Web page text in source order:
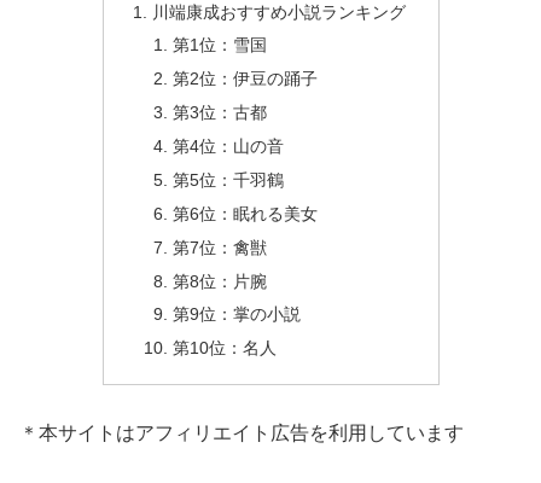
川端康成おすすめ小説ランキング
第1位：雪国
第2位：伊豆の踊子
第3位：古都
第4位：山の音
第5位：千羽鶴
第6位：眠れる美女
第7位：禽獣
第8位：片腕
第9位：掌の小説
第10位：名人
＊本サイトはアフィリエイト広告を利用しています